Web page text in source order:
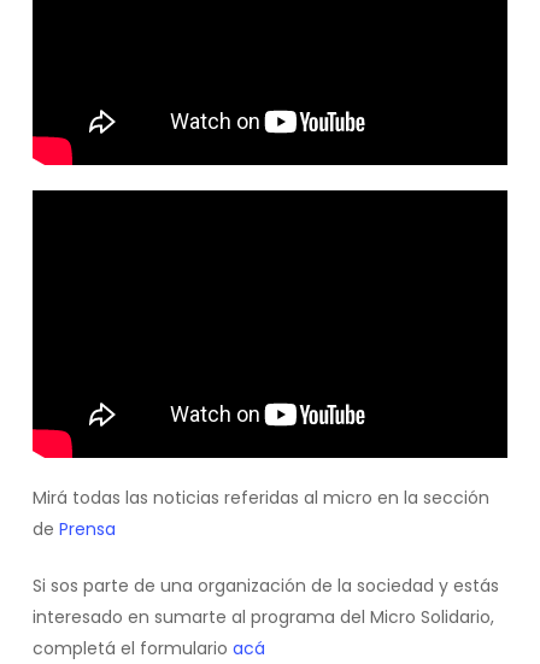
Mirá todas las noticias referidas al micro en la sección
de Prensa
Si sos parte de una organización de la sociedad y estás
interesado en sumarte al programa del Micro Solidario,
completá el formulario acá